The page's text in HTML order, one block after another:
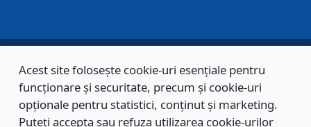
Copyright © 2002 - 2026 - PRIMĂRIA MUNICIPIULUI BRAȘOV, toate drepturile
rezervate.
Acest site folosește cookie-uri esențiale pentru
funcționare și securitate, precum și cookie-uri
opționale pentru statistici, conținut și marketing.
Puteți accepta sau refuza utilizarea cookie-urilor